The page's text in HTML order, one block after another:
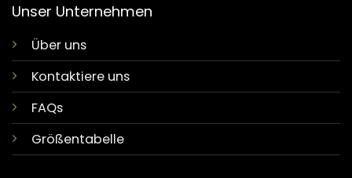
Unser Unternehmen
Über uns
Kontaktiere uns
FAQs
Größentabelle